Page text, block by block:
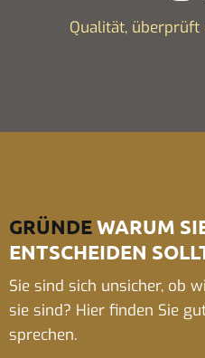
Qualität, überprüft
GRÜNDEWARUM
ENTSCHEIDEN
Sie sind sich unsicher, ob
sie sind? Hier finden Sie
sprechen.